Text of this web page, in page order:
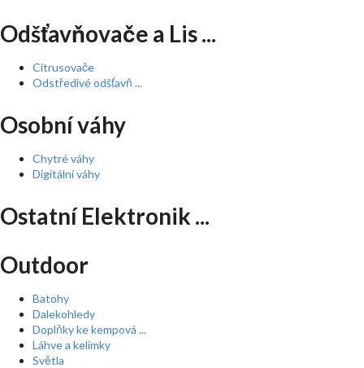
Odšťavňovače a Lis ...
Citrusovače
Odstředivé odšťavň ...
Osobní váhy
Chytré váhy
Digitální váhy
Ostatní Elektronik ...
Outdoor
Batohy
Dalekohledy
Doplňky ke kempová ...
Láhve a kelímky
Světla